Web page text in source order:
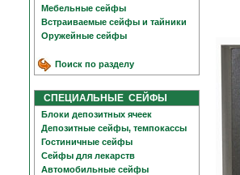
Мебельные сейфы
Встраиваемые сейфы и тайники
Оружейные сейфы
Поиск по разделу
СПЕЦИАЛЬНЫЕ СЕЙФЫ
Блоки депозитных ячеек
Депозитные сейфы, темпокассы
Гостиничные сейфы
Сейфы для лекарств
Автомобильные сейфы